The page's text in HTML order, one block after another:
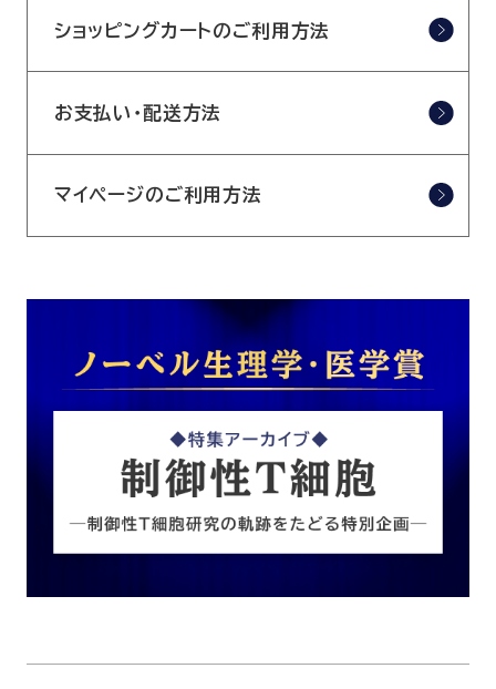
ショッピングカートのご利用方法
お支払い・配送方法
マイページのご利用方法